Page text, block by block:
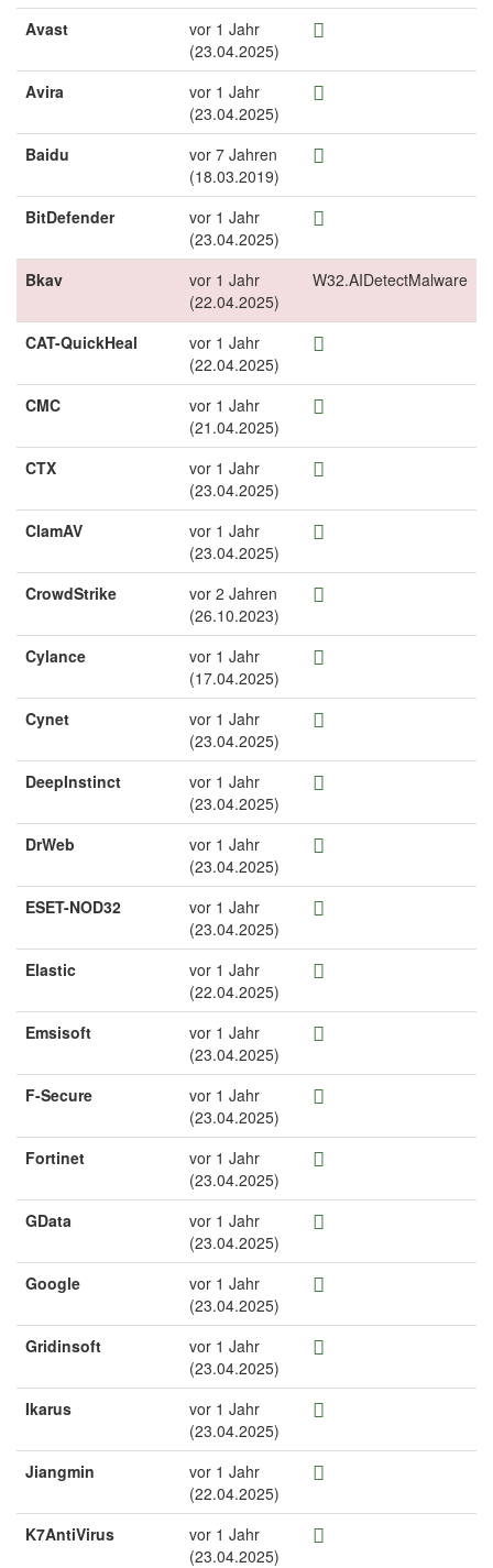
Avast
vor 1 Jahr
(23.04.2025)
Avira
vor 1 Jahr
(23.04.2025)
Baidu
vor 7 Jahren
(18.03.2019)
BitDefender
vor 1 Jahr
(23.04.2025)
Bkav
vor 1 Jahr
(22.04.2025)
W32.AIDetectMalware
CAT-QuickHeal
vor 1 Jahr
(22.04.2025)
CMC
vor 1 Jahr
(21.04.2025)
CTX
vor 1 Jahr
(23.04.2025)
ClamAV
vor 1 Jahr
(23.04.2025)
CrowdStrike
vor 2 Jahren
(26.10.2023)
Cylance
vor 1 Jahr
(17.04.2025)
Cynet
vor 1 Jahr
(23.04.2025)
DeepInstinct
vor 1 Jahr
(23.04.2025)
DrWeb
vor 1 Jahr
(23.04.2025)
ESET-NOD32
vor 1 Jahr
(23.04.2025)
Elastic
vor 1 Jahr
(22.04.2025)
Emsisoft
vor 1 Jahr
(23.04.2025)
F-Secure
vor 1 Jahr
(23.04.2025)
Fortinet
vor 1 Jahr
(23.04.2025)
GData
vor 1 Jahr
(23.04.2025)
Google
vor 1 Jahr
(23.04.2025)
Gridinsoft
vor 1 Jahr
(23.04.2025)
Ikarus
vor 1 Jahr
(23.04.2025)
Jiangmin
vor 1 Jahr
(22.04.2025)
K7AntiVirus
vor 1 Jahr
(23.04.2025)